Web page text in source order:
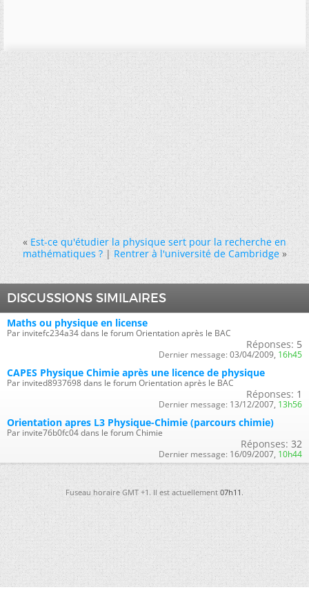
« Est-ce qu'étudier la physique sert pour la recherche en
mathématiques ?|Rentrer à l'université de Cambridge »
DISCUSSIONS SIMILAIRES
Maths ou physique en license
Par invitefc234a34 dans le forum Orientation après le BAC
Réponses: 5
Dernier message: 03/04/2009, 16h45
CAPES Physique Chimie après une licence de physique
Par invited8937698 dans le forum Orientation après le BAC
Réponses: 1
Dernier message: 13/12/2007, 13h56
Orientation apres L3 Physique-Chimie (parcours chimie)
Par invite76b0fc04 dans le forum Chimie
Réponses: 32
Dernier message: 16/09/2007, 10h44
Fuseau horaire GMT +1. Il est actuellement07h11.